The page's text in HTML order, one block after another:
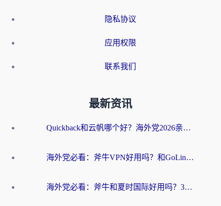
隐私协议
应用权限
联系我们
最新资讯
Quickback和云帆哪个好？海外党2026亲测指南：选对加速器大陆工具，无缝刷国内剧玩国服
海外党必看：斧牛VPN好用吗？和GoLinkVPN对比哪个回国效果更好？
海外党必看：斧牛和夏时国际好用吗？3步选对回国加速器，无缝刷国内资源